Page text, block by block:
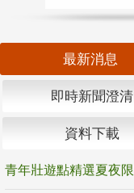
最新消息
即時新聞澄清
資料下載